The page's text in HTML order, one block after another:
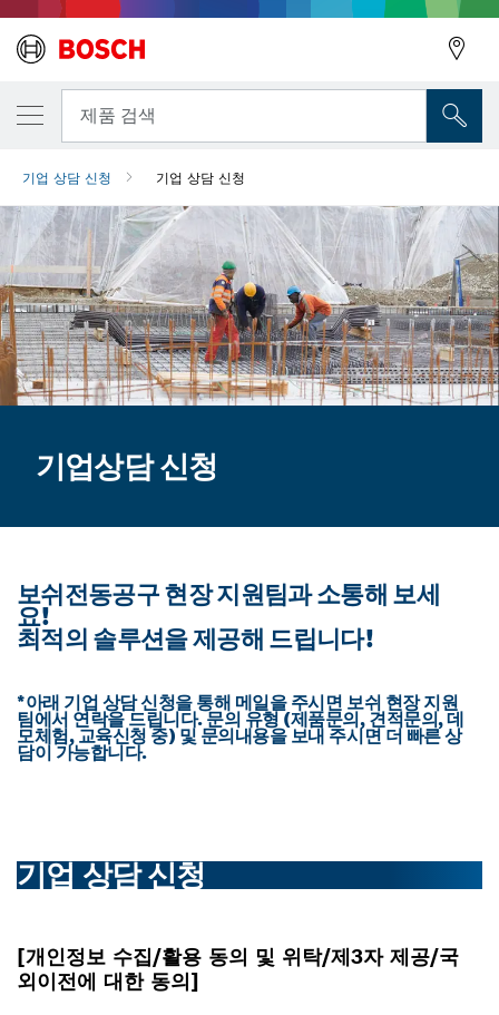
제품 검색
기업 상담 신청 기업 상담 신청
기업상담 신청
보쉬전동공구 현장 지원팀과 소통해 보세
요!
최적의 솔루션을 제공해 드립니다!
*아래 기업 상담 신청을 통해 메일을 주시면 보쉬 현장 지원
팀에서 연락을 드립니다. 문의 유형 (제품문의, 견적문의, 데
모체험, 교육신청 중) 및 문의내용을 보내 주시면 더 빠른 상
담이 가능합니다.
기업 상담 신청
[개인정보 수집/활용 동의 및 위탁/제3자 제공/국
외이전에 대한 동의]